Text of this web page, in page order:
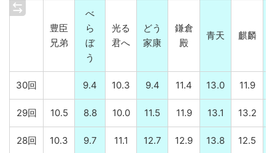
豊臣
兄弟
べ
ら
ぼ
う
光る
君へ
どう
家康
鎌倉
殿
青天 麒麟
30回 9.4 10.3 9.4 11.4 13.0 11.9
29回 10.5 8.8 10.0 11.5 11.9 13.1 13.2
28回 10.3 9.7 11.1 12.7 12.9 13.8 12.5